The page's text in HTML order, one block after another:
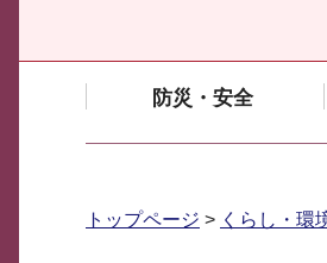
防災・安全
トップページ > くらし・環